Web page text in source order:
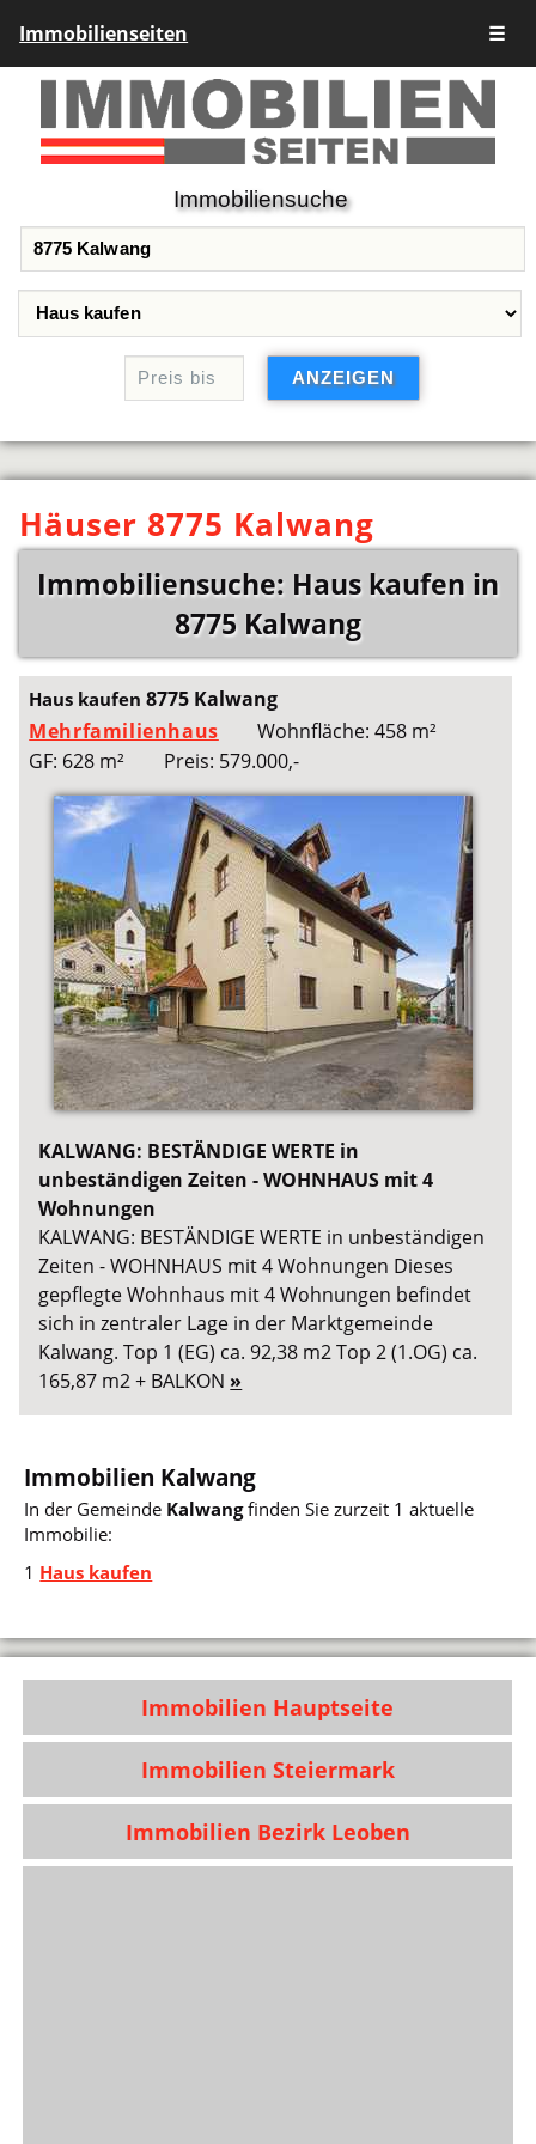
Immobilienseiten ☰
Immobiliensuche
Häuser 8775 Kalwang
Immobiliensuche: Haus kaufen in
8775 Kalwang
Haus kaufen8775 Kalwang
Mehrfamilienhaus
Wohnfläche: 458 m²
GF: 628 m²
Preis: 579.000,-
KALWANG: BESTÄNDIGE WERTE in
unbeständigen Zeiten - WOHNHAUS mit 4
Wohnungen
KALWANG: BESTÄNDIGE WERTE in unbeständigen
Zeiten - WOHNHAUS mit 4 Wohnungen Dieses
gepflegte Wohnhaus mit 4 Wohnungen befindet
sich in zentraler Lage in der Marktgemeinde
Kalwang. Top 1 (EG) ca. 92,38 m2 Top 2 (1.OG) ca.
165,87 m2 + BALKON »
Immobilien Kalwang
In der Gemeinde Kalwangfinden Sie zurzeit 1 aktuelle
Immobilie:
1 Haus kaufen
Immobilien Hauptseite
Immobilien Steiermark
Immobilien Bezirk Leoben